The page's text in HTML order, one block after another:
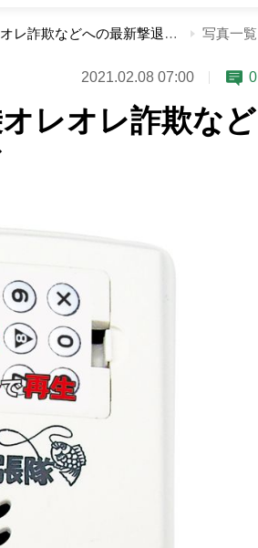
親に教えたいコロナ便乗オレオレ詐欺などへの最新撃退法、グッズ 写真一覧
2021.02.08 07:00 0
レオレ詐欺など